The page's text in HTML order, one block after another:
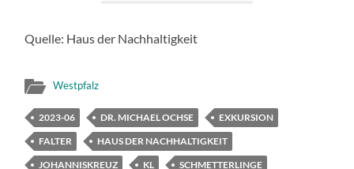
Quelle: Haus der Nachhaltigkeit
Westpfalz
2023-06 DR. MICHAEL OCHSE
EXKURSION
FALTER
HAUS DER NACHHALTIGKEIT
JOHANNISKREUZ
KL SCHMETTERLINGE